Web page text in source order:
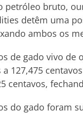
petróleo bruto,
detêm uma
ambos os
de gado vivo de
a 127,475
centavos,
do gado foram